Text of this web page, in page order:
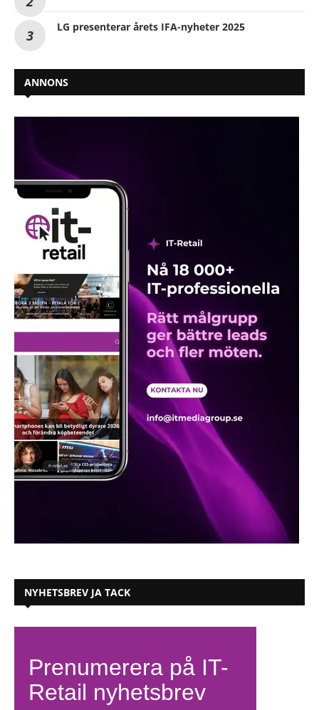
LG presenterar årets IFA-nyheter 2025
ANNONS
NYHETSBREV JA TACK